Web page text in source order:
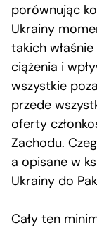
porównując
Ukrainy
takich
ciążenia i
wszystkie
przede
oferty
Zachodu.
a opisane w
Ukrainy do
Cały ten